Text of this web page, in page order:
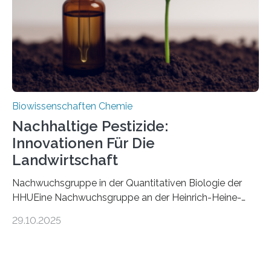
stellt gleichzeitig den ersten Fossilfund einer
Mückenlarve aus dem Mesozoikum dar, denn…
Biowissenschaften Chemie
Nachhaltige Pestizide:
Innovationen Für Die
Landwirtschaft
Nachwuchsgruppe in der Quantitativen Biologie der
HHUEine Nachwuchsgruppe an der Heinrich-Heine-
fünf Jahren erforschen, wie Bakterien auf
29.10.2025